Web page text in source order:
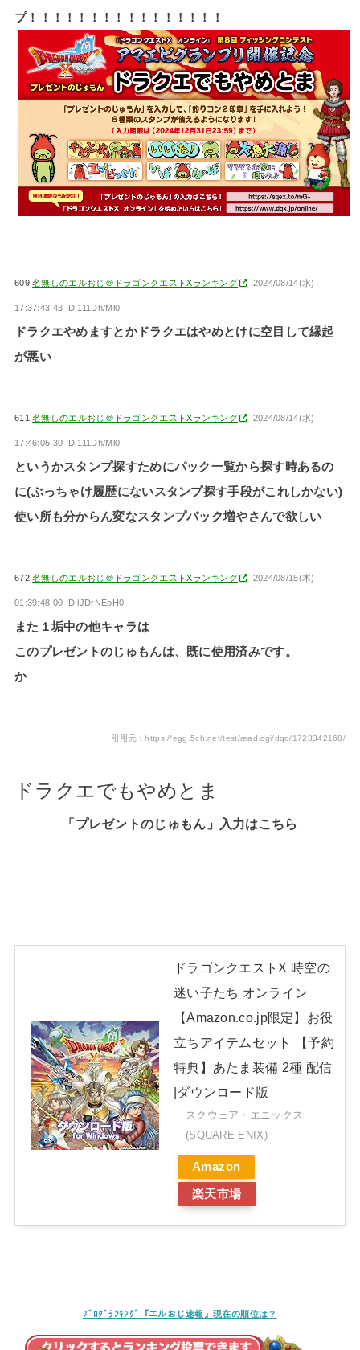
プ！！！！！！！！！！！！！！！！
609:名無しのエルおじ＠ドラゴンクエストXランキング 2024/08/14(水)
17:37:43.43 ID:111Dh/Ml0
ドラクエやめますとかドラクエはやめとけに空目して縁起
が悪い
611:名無しのエルおじ＠ドラゴンクエストXランキング 2024/08/14(水)
17:46:05.30 ID:111Dh/Ml0
というかスタンプ探すためにパック一覧から探す時あるの
に(ぶっちゃけ履歴にないスタンプ探す手段がこれしかない)
使い所も分からん変なスタンプパック増やさんで欲しい
672:名無しのエルおじ＠ドラゴンクエストXランキング 2024/08/15(木)
01:39:48.00 ID:lJDrNEoH0
また１垢中の他キャラは
このプレゼントのじゅもんは、既に使用済みです。
か
引用元：https://egg.5ch.net/test/read.cgi/dqo/1723342168/
ドラクエでもやめとま
「プレゼントのじゅもん」入力はこちら
ドラゴンクエストX 時空の
迷い子たち オンライン
【Amazon.co.jp限定】お役
立ちアイテムセット 【予約
特典】あたま装備 2種 配信
|ダウンロード版
スクウェア・エニックス
(SQUARE ENIX)
Amazon
楽天市場
ﾌﾞﾛｸﾞﾗﾝｷﾝｸﾞ『エルおじ速報』現在の順位は？